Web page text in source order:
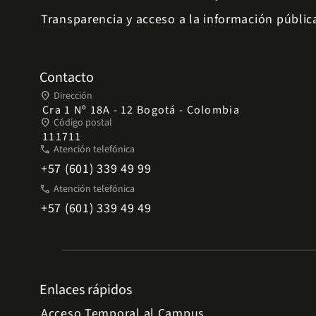
Transparencia y acceso a la información
Contacto
place Dirección
Cra 1 Nº 18A - 12 Bogotá - Colombia
place Código postal
111711
phone Atención telefónica
+57 (601) 339 49 99
phone Atención telefónica
+57 (601) 339 49 49
Enlaces rápidos